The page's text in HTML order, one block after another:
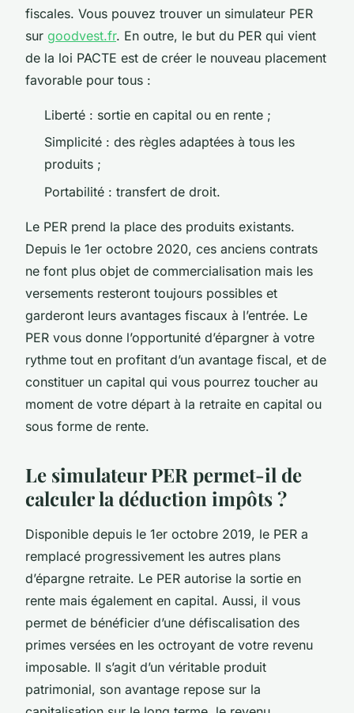
fiscales. Vous pouvez trouver un simulateur PER
sur goodvest.fr. En outre, le but du PER qui vient
de la loi PACTE est de créer le nouveau placement
favorable pour tous :
Liberté : sortie en capital ou en rente ;
Simplicité : des règles adaptées à tous les
produits ;
Portabilité : transfert de droit.
Le PER prend la place des produits existants.
Depuis le 1er octobre 2020, ces anciens contrats
ne font plus objet de commercialisation mais les
versements resteront toujours possibles et
garderont leurs avantages fiscaux à l’entrée. Le
PER vous donne l’opportunité d’épargner à votre
rythme tout en profitant d’un avantage fiscal, et de
constituer un capital qui vous pourrez toucher au
moment de votre départ à la retraite en capital ou
sous forme de rente.
Le simulateur PER permet-il de
calculer la déduction impôts ?
Disponible depuis le 1er octobre 2019, le PER a
remplacé progressivement les autres plans
d’épargne retraite. Le PER autorise la sortie en
rente mais également en capital. Aussi, il vous
permet de bénéficier d’une défiscalisation des
primes versées en les octroyant de votre revenu
imposable. Il s’agit d’un véritable produit
patrimonial, son avantage repose sur la